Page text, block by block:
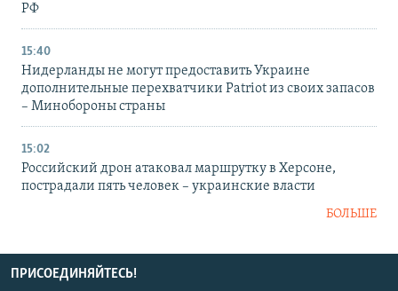
РФ
15:40
Нидерланды не могут предоставить Украине
дополнительные перехватчики Patriot из своих запасов
– Минобороны страны
15:02
Российский дрон атаковал маршрутку в Херсоне,
пострадали пять человек – украинские власти
БОЛЬШЕ
ПРИСОЕДИНЯЙТЕСЬ!